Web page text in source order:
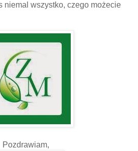
niemal wszystko, czego możecie
Pozdrawiam,